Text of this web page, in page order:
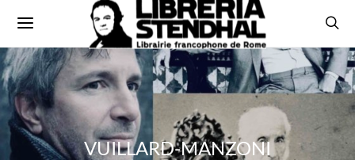
VUILLARD-MANZONI